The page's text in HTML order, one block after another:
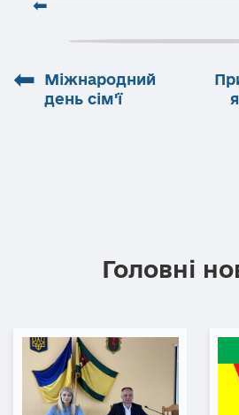
⬅
Міжнародний
день сім'ї
Головні